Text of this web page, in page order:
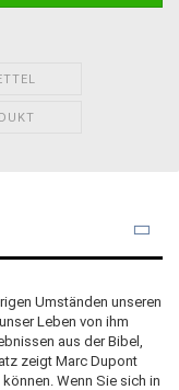
Umständen unseren
Leben von ihm
aus der Bibel,
zeigt Marc Dupont
Wenn Sie sich in